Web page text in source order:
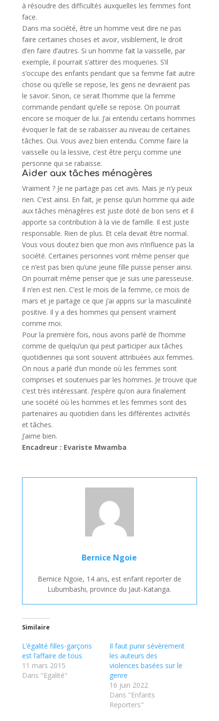
à résoudre des difficultés auxquelles les femmes font
face.
Dans ma société, être un homme veut dire ne pas
faire certaines choses et avoir, visiblement, le droit
d’en faire d’autres. Si un homme fait la vaisselle, par
exemple, il pourrait s’attirer des moqueries. S’il
s’occupe des enfants pendant que sa femme fait autre
chose ou qu’elle se repose, les gens ne devraient pas
le savoir. Sinon, ce serait l’homme que la femme
commande pendant qu’elle se repose. On pourrait
encore se moquer de lui. J’ai entendu certains hommes
évoquer le fait de se rabaisser au niveau de certaines
tâches. Oui. Vous avez bien entendu. Comme faire la
vaisselle ou la lessive, c’est être perçu comme une
personne qui se rabaisse.
Aider aux tâches ménagères
Vraiment ? Je ne partage pas cet avis. Mais je n’y peux
rien. C’est ainsi. En fait, je pense qu’un homme qui aide
aux tâches ménagères est juste doté de bon sens et il
apporte sa contribution à la vie de famille. Il est juste
responsable. Rien de plus. Et cela devait être normal.
Vous vous doutez bien que mon avis n’influence pas la
société. Certaines personnes vont même penser que
ce n’est pas bien qu’une jeune fille puisse penser ainsi.
On pourrait même penser que je suis une paresseuse.
Il n’en est rien. C’est le mois de la femme, ce mois de
mars et je partage ce que j’ai appris sur la masculinité
positive. Il y a des hommes qui pensent vraiment
comme moi.
Pour la première fois, nous avons parlé de l’homme
comme de quelqu’un qui peut participer aux tâches
quotidiennes qui sont souvent attribuées aux femmes.
On nous a parlé d’un monde où les femmes sont
comprises et soutenues par les hommes. Je trouve que
c’est très intéressant. J’espère qu’on aura finalement
une société où les hommes et les femmes sont des
partenaires au quotidien dans les différentes activités
et tâches.
J’aime bien.
Encadreur : Evariste Mwamba
Bernice Ngoie
Bernice Ngoie, 14 ans, est enfant reporter de
Lubumbashi, province du Jaut-Katanga.
Similaire
L’égalité filles-garçons
est l’affaire de tous
11 mars 2015
Dans "Egalité"
Il faut punir sévèrement
les auteurs des
violences basées sur le
genre
16 juin 2022
Dans "Enfants
Reporters"